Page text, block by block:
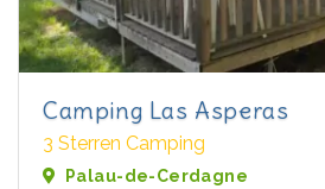
Camping Las Asperas
3 Sterren Camping
Palau-de-Cerdagne